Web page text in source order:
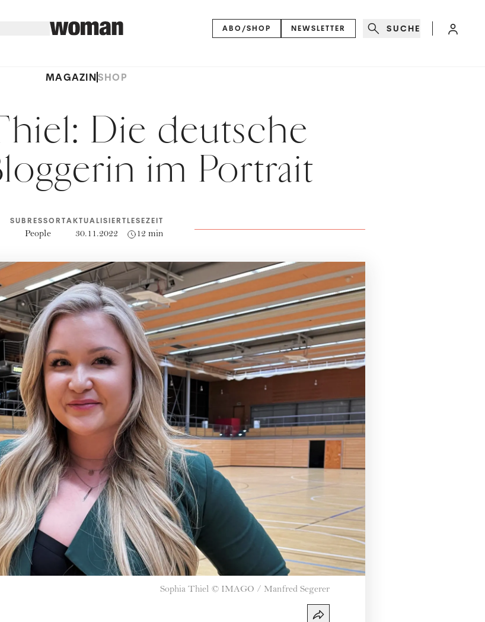
ABO/SHOP NEWSLETTER SUCHE
MAGAZINSHOP
Die deutsche
im Portrait
SUBRESSORT
People
AKTUALISIERT
30.11.2022
LESEZEIT
12 min
Sophia Thiel © IMAGO / Manfred Segerer